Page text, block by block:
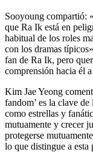
Sooyoung compartió:
que Ra Ik está en
habitual de los roles
con los dramas
fan de Ra Ik, pero
comprensión hacia él
Kim Jae Yeong
fandom’ es la clave
como estrellas y
mutuamente y crecer
protegerse
lo que distingue a esta